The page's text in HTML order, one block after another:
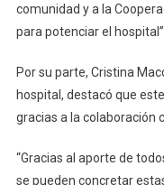
comunidad y a la
para potenciar el hospital”.
Por su parte, Cristina
hospital, destacó que
gracias a la colaboración
“Gracias al aporte de
se pueden concretar